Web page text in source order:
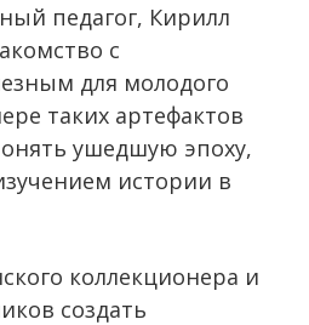
педагог, Кирилл
с
для молодого
таких артефактов
ушедшую эпоху,
истории в
коллекционера и
создать